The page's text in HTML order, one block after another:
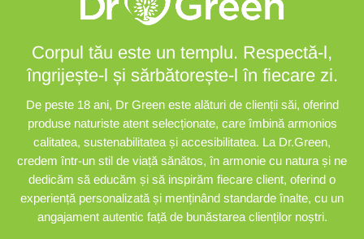
Corpul tău este un templu. Respectă-l,
îngrijește-l și sărbătorește-l în fiecare zi.
De peste 18 ani, Dr Green este alături de clienții săi, oferind
produse naturiste atent selecționate, care îmbină armonios
calitatea, sustenabilitatea și accesibilitatea. La Dr.Green,
credem într-un stil de viață sănătos, în armonie cu natura și ne
dedicăm să educăm și să inspirăm fiecare client, oferind o
experiență personalizată și menținând standarde înalte, cu un
angajament autentic față de bunăstarea clienților noștri.